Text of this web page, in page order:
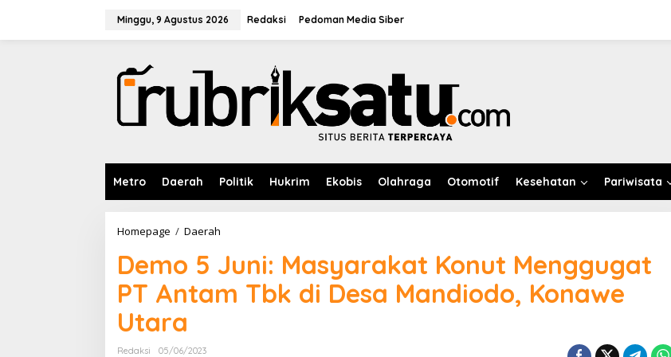
Minggu, 9 Agustus 2026 Redaksi Pedoman Media Siber
Metro Daerah Politik Hukrim Ekobis Olahraga Otomotif Kesehatan Pariwisata
Homepage / Daerah
m
o
5
Demo 5 Juni: Masyarakat Konut Menggugat
PT Antam Tbk di Desa Mandiodo, Konawe
Utara
Redaksi
05/06/2023